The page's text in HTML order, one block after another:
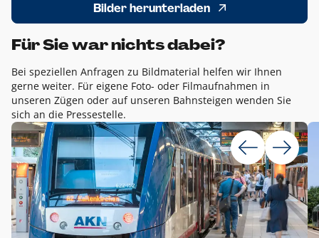
Bilder herunterladen
Für Sie war nichts dabei?
Bei speziellen Anfragen zu Bildmaterial helfen wir Ihnen
gerne weiter. Für eigene Foto- oder Filmaufnahmen in
unseren Zügen oder auf unseren Bahnsteigen wenden Sie
sich an die Pressestelle.